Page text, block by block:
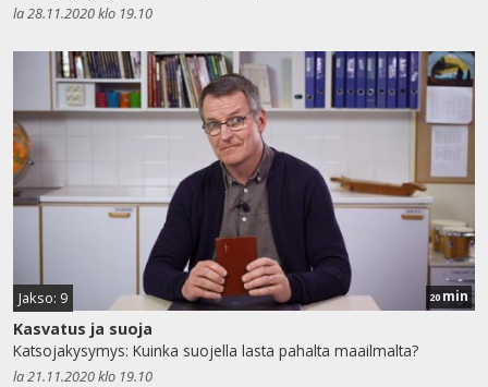
la 28.11.2020 klo 19.10
Jakso: 9 20 min
Kasvatus ja suoja
Katsojakysymys: Kuinka suojella lasta pahalta maailmalta?
la 21.11.2020 klo 19.10